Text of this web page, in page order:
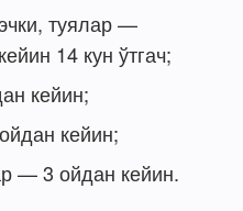
туялар —
14 кун ўтгач;
кейин;
кейин;
— 3 ойдан кейин.